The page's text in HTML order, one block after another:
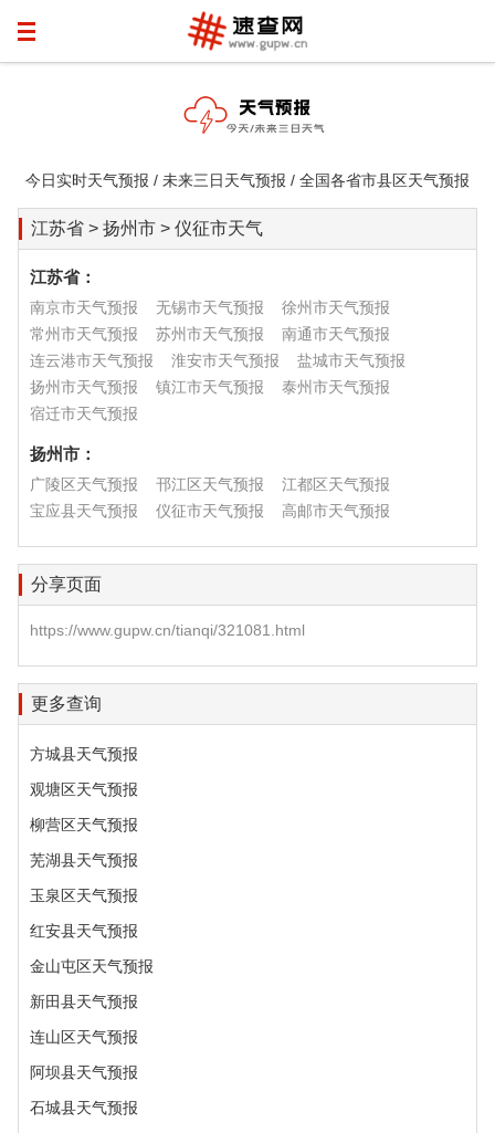
今日实时天气预报 / 未来三日天气预报 / 全国各省市县区天气预报
江苏省 > 扬州市 > 仪征市天气
江苏省：
南京市天气预报 无锡市天气预报
徐州市天气预报
常州市天气预报
苏州市天气预报
南通市天气预报
连云港市天气预报
淮安市天气预报
盐城市天气预报
扬州市天气预报
镇江市天气预报
泰州市天气预报
宿迁市天气预报
扬州市：
广陵区天气预报 邗江区天气预报
江都区天气预报
宝应县天气预报
仪征市天气预报 高邮市天气预报
分享页面
https://www.gupw.cn/tianqi/321081.html
更多查询
方城县天气预报
观塘区天气预报
柳营区天气预报
芜湖县天气预报
玉泉区天气预报
红安县天气预报
金山屯区天气预报
新田县天气预报
连山区天气预报
阿坝县天气预报
石城县天气预报